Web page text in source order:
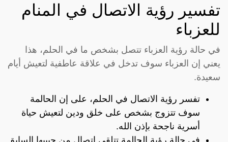
تفسير رؤية الاتصال في المنام
للعزباء
في حالة رؤية العزباء تتصل بشخص ما في الحلم، هذا
يعني إن العزباء سوف تدخل في علاقة عاطفية لتعيش أيام
سعيدة.
تفسر رؤية الاتصال في الحلم، على إن الحالمة
سوف تتزوج بشخص على خلق ودين لتعيش حياة
أسرية ناجحة بإذن الله.
في حالة رؤية الحالمة تتلقى اتصال من حبيبها السابق